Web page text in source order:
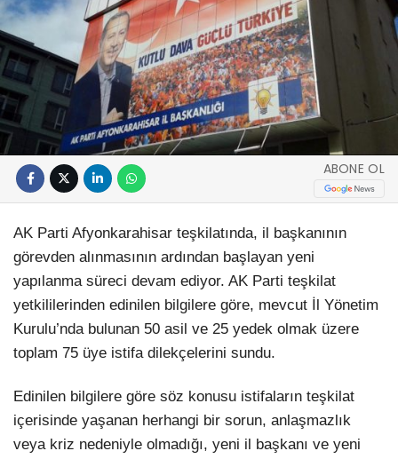
ABONE OL
AK Parti Afyonkarahisar teşkilatında, il başkanının
görevden alınmasının ardından başlayan yeni
yapılanma süreci devam ediyor. AK Parti teşkilat
yetkililerinden edinilen bilgilere göre, mevcut İl Yönetim
Kurulu’nda bulunan 50 asil ve 25 yedek olmak üzere
toplam 75 üye istifa dilekçelerini sundu.
Edinilen bilgilere göre söz konusu istifaların teşkilat
içerisinde yaşanan herhangi bir sorun, anlaşmazlık
veya kriz nedeniyle olmadığı, yeni il başkanı ve yeni